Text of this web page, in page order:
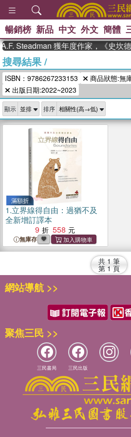
、 The
史是一群喵
登輝時代
偉大的迷走
暢銷榜 新品 中文 外文 簡體
Steadman 獲年度作家，《史坎
搜尋結果/
ISBN：9786267233153
商品狀態:無
出版日期:2022~2023
顯示 排序
滿額折
1.立界線得自由：過猶不及
全新增訂譯本
9
558
無庫存
共 1 筆
第 1 頁
網站導航 >>
聚焦三民 >>
三民書局 三民出版